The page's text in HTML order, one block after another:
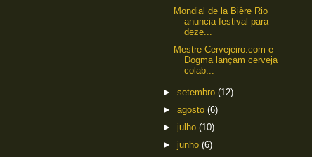
Mondial de la Bière Rio
anuncia festival para
deze...
Mestre-Cervejeiro.com e
Dogma lançam cerveja
colab...
► setembro (12)
► agosto (6)
► julho (10)
► junho (6)